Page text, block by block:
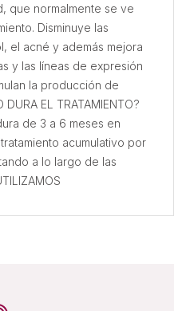
que normalmente se ve
Disminuye las
el acné y además mejora
y las líneas de expresión
la producción de
EL TRATAMIENTO?
de 3 a 6 meses en
acumulativo por
a lo largo de las